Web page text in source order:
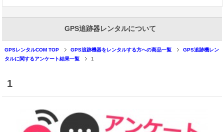
GPS追跡器レンタルについて
GPSレンタルCOM TOP GPS追跡機器をレンタルする方への商品一覧
GPS追跡機レン
タルに関するアンケート結果一覧
1
1